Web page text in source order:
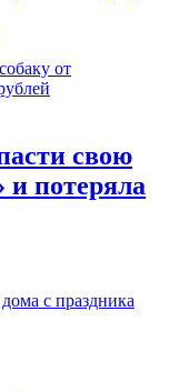
свою
и потеряла